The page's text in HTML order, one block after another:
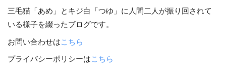
三毛猫「あめ」とキジ白「つゆ」に人間二人が振り回されて
いる様子を綴ったブログです。
お問い合わせはこちら
プライバシーポリシーはこちら